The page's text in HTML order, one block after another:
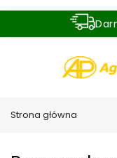
Strona główna